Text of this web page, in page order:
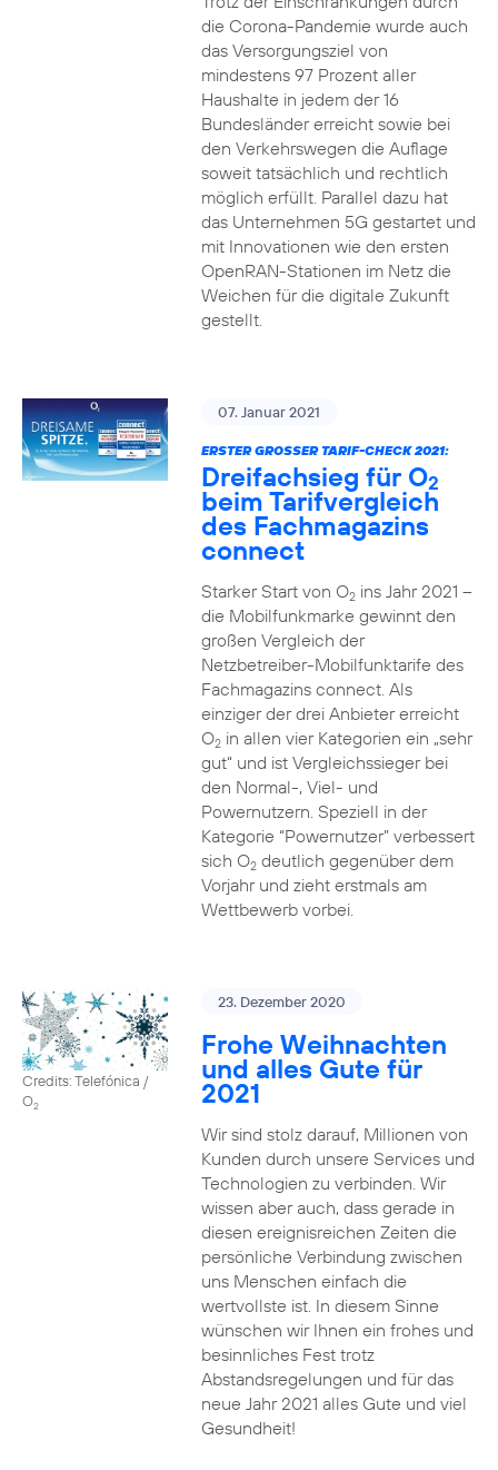
die Corona-Pandemie wurde auch
das Versorgungsziel von
mindestens 97 Prozent aller
Haushalte in jedem der 16
Bundesländer erreicht sowie bei
den Verkehrswegen die Auflage
soweit tatsächlich und rechtlich
möglich erfüllt. Parallel dazu hat
das Unternehmen 5G gestartet und
mit Innovationen wie den ersten
OpenRAN-Stationen im Netz die
Weichen für die digitale Zukunft
gestellt.
07. Januar 2021
ERSTER GROSSER TARIF-CHECK 2021:
Dreifachsieg für O2
beim Tarifvergleich
des Fachmagazins
connect
Starker Start von O2ins Jahr 2021 –
die Mobilfunkmarke gewinnt den
großen Vergleich der
Netzbetreiber-Mobilfunktarife des
Fachmagazins connect. Als
einziger der drei Anbieter erreicht
O2in allen vier Kategorien ein „sehr
gut“ und ist Vergleichssieger bei
den Normal-, Viel- und
Powernutzern. Speziell in der
Kategorie “Powernutzer” verbessert
sich O2deutlich gegenüber dem
Vorjahr und zieht erstmals am
Wettbewerb vorbei.
Credits: Telefónica /
O2
23. Dezember 2020
Frohe Weihnachten
und alles Gute für
2021
Wir sind stolz darauf, Millionen von
Kunden durch unsere Services und
Technologien zu verbinden. Wir
wissen aber auch, dass gerade in
diesen ereignisreichen Zeiten die
persönliche Verbindung zwischen
uns Menschen einfach die
wertvollste ist. In diesem Sinne
wünschen wir Ihnen ein frohes und
besinnliches Fest trotz
Abstandsregelungen und für das
neue Jahr 2021 alles Gute und viel
Gesundheit!